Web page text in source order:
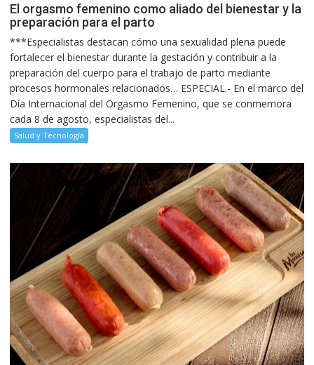
El orgasmo femenino como aliado del bienestar y la
preparación para el parto
***Especialistas destacan cómo una sexualidad plena puede
fortalecer el bienestar durante la gestación y contribuir a la
preparación del cuerpo para el trabajo de parto mediante
procesos hormonales relacionados… ESPECIAL.- En el marco del
Día Internacional del Orgasmo Femenino, que se conmemora
cada 8 de agosto, especialistas del...
Salud y Tecnología